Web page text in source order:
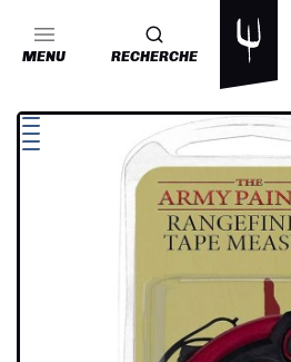
MENU RECHERCHE